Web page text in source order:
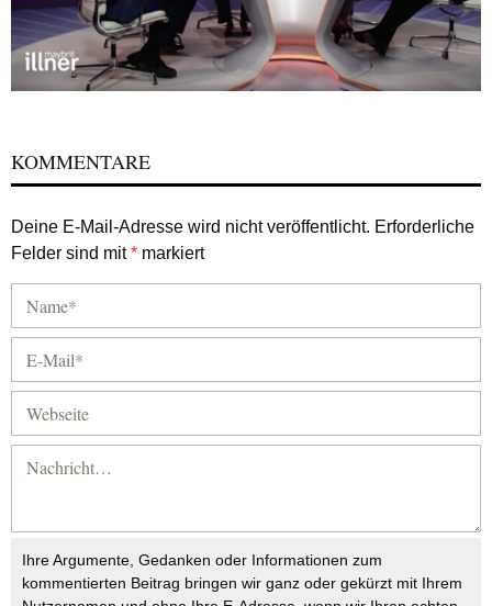
KOMMENTARE
Deine E-Mail-Adresse wird nicht veröffentlicht. Erforderliche
Felder sind mit* markiert
Ihre Argumente, Gedanken oder Informationen zum
kommentierten Beitrag bringen wir ganz oder gekürzt mit Ihrem